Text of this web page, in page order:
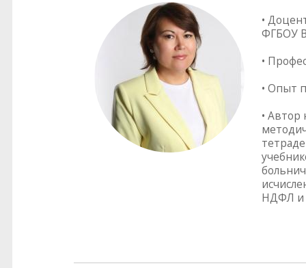
•
ФГБОУ
•
• Опыт
• Автор
НДФЛ и